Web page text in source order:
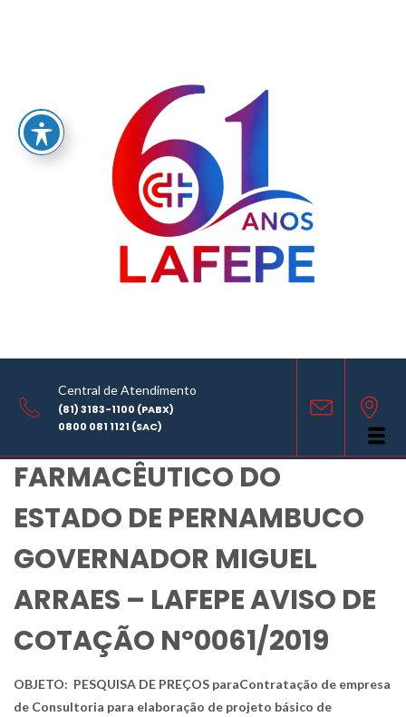
Central de Atendimento
(81) 3183-1100 (PABX)
0800 081 1121 (SAC)
LABORATÓRIO FARMACÊUTICO DO ESTADO DE PERNAMBUCO
GOVERNADOR MIGUEL ARRAES - LAFEPE AVISO DE COTAÇÃO Nº0061/2019
COMPARTILHE
LABORATÓRIO
FARMACÊUTICO DO
ESTADO DE PERNAMBUCO
GOVERNADOR MIGUEL
ARRAES – LAFEPE AVISO DE
COTAÇÃO Nº0061/2019
OBJETO: PESQUISA DE PREÇOS paraContratação de empresa
de Consultoria para elaboração de projeto básico de